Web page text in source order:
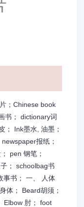
；Chinese book
书； dictionary词
； Ink墨水, 油墨；
报纸；
pen 钢笔；
； schoolbag书
事书； 一、 人体
体； Beard胡须；
Elbow 肘； foot